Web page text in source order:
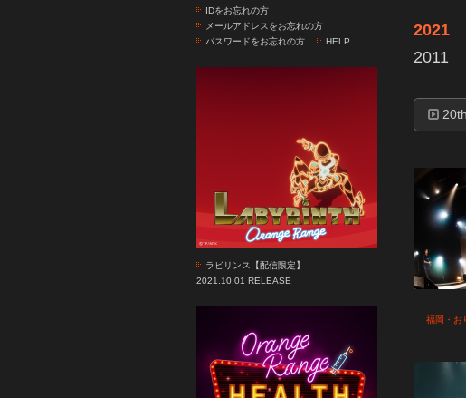
IDをお忘れの方
メールアドレスをお忘れの方
パスワードをお忘れの方
HELP
ラビリンス【配信限定】
2021.10.01 RELEASE
2021
2011
福岡・お